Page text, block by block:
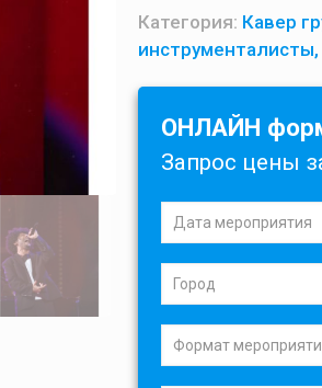
Категория: Кавер
ОНЛАЙН
Запрос цены